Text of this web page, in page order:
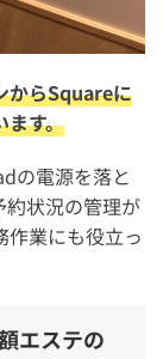
からSquareに
ます。
の電源を落と
約状況の管理が
作業にも役立っ
エステの